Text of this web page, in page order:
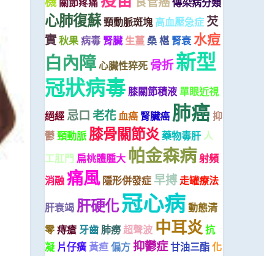
心肺復蘇頸動脈斑塊 高血壓急症 芡
實秋果病毒 腎臟 生薑桑 椹 腎衰水痘
白內障心臟性猝死 骨折新型
冠狀病毒膝關節積液 單眼近視
絕經 忌口老花血癌 腎臟癌 肺癌抑
鬱頸動脈 膝骨關節炎 藥物毒肝 人
工肛門 扁桃體腫大 帕金森病射頻
消融痛風 隱形併發症 早搏 走罐療法
肝衰竭 肝硬化冠心病動態清
零痔瘡牙齒肺癆 超聲波 中耳炎抗
凝 片仔癀 黃疸偏方抑鬱症甘油三酯化